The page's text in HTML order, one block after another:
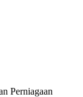
Perniagaan